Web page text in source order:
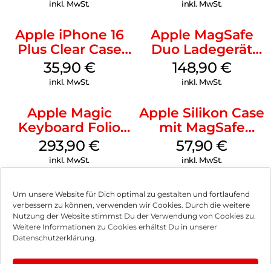
Um unsere Website für Dich optimal zu gestalten und fortlaufend
verbessern zu können, verwenden wir Cookies. Durch die weitere
Nutzung der Website stimmst Du der Verwendung von Cookies zu.
Weitere Informationen zu Cookies erhältst Du in unserer
Datenschutzerklärung.
inkl. MwSt. inkl. MwSt.
Apple iPhone 16
Plus Clear Case
MagSafe
Transparent
35,90 €
inkl. MwSt.
Apple MagSafe
Duo Ladegerät
Weiß
148,90 €
inkl. MwSt.
Apple Magic
Keyboard Folio
iPad 10.9″ (10.Gen.)
Weiß
293,90€
inkl. MwSt.
Apple Silikon Case
mit MagSafe
iPhone 14 Pro
(PRODUCT)RED
57,90€
inkl. MwSt.
Impressum